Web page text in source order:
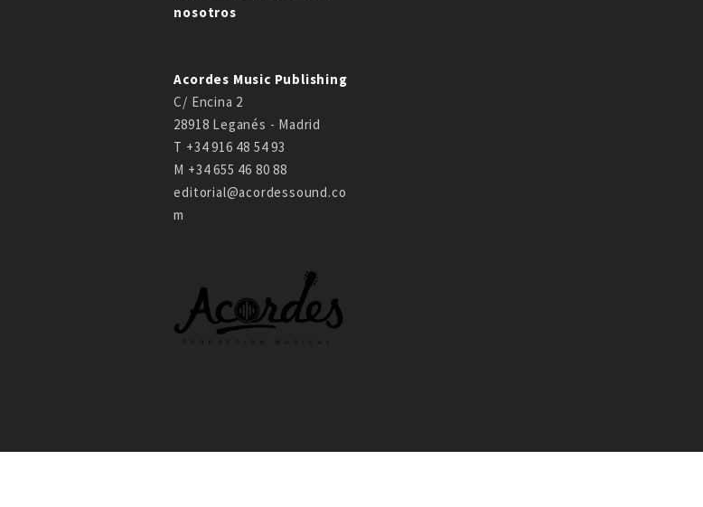
nosotros
Acordes Music Publishing
C/ Encina 2
28918 Leganés - Madrid
T +34 916 48 54 93
M +34 655 46 80 88
editorial@acordessound.co
m